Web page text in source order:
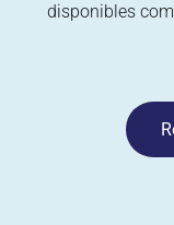
disponibles